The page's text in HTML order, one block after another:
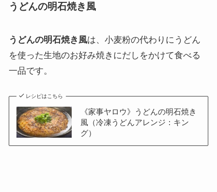
うどんの明石焼き風
うどんの明石焼き風は、小麦粉の代わりにうどん
を使った生地のお好み焼きにだしをかけて食べる
一品です。
レシピはこちら
《家事ヤロウ》うどんの明石焼き
風（冷凍うどんアレンジ：キン
グ）